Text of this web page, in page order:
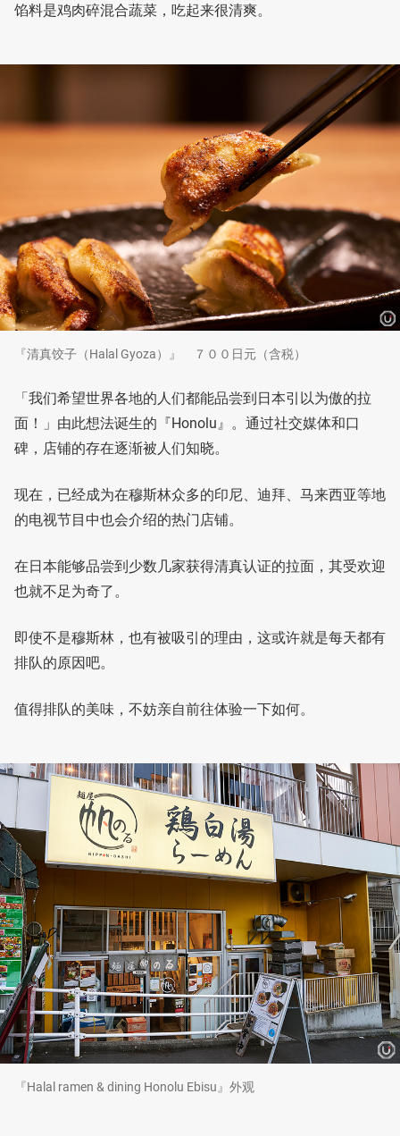
馅料是鸡肉碎混合蔬菜，吃起来很清爽。
『清真饺子（Halal Gyoza）』 ７００日元（含税）
「我们希望世界各地的人们都能品尝到日本引以为傲的拉
面！」由此想法诞生的『Honolu』。通过社交媒体和口
碑，店铺的存在逐渐被人们知晓。
现在，已经成为在穆斯林众多的印尼、迪拜、马来西亚等地
的电视节目中也会介绍的热门店铺。
在日本能够品尝到少数几家获得清真认证的拉面，其受欢迎
也就不足为奇了。
即使不是穆斯林，也有被吸引的理由，这或许就是每天都有
排队的原因吧。
值得排队的美味，不妨亲自前往体验一下如何。
『Halal ramen & dining Honolu Ebisu』外观